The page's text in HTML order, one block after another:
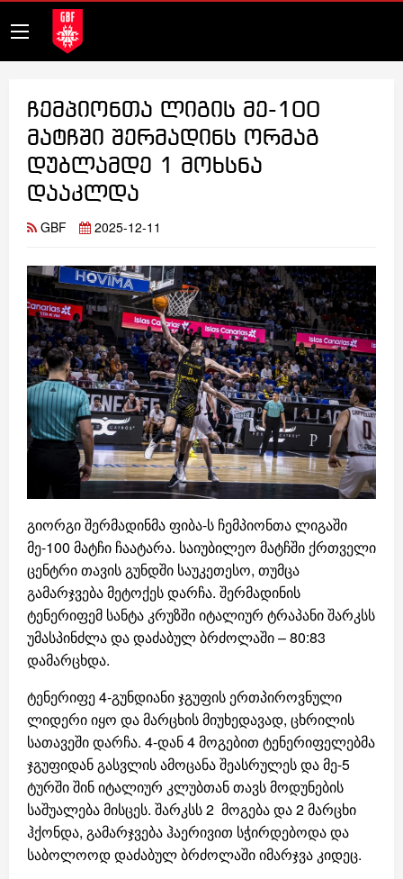
ჩემპიონთა ლიგის მე-100
მატჩში შერმადინს ორმაგ
დუბლამდე 1 მოხსნა
დააკლდა
GBF 2025-12-11
გიორგი შერმადინმა ფიბა-ს ჩემპიონთა ლიგაში
მე-100 მატჩი ჩაატარა. საიუბილეო მატჩში ქრთველი
ცენტრი თავის გუნდში საუკეთესო, თუმცა
გამარჯვება მეტოქეს დარჩა. შერმადინის
ტენერიფემ სანტა კრუზში იტალიურ ტრაპანი შარკსს
უმასპინძლა და დაძაბულ ბრძოლაში – 80:83
დამარცხდა.
ტენერიფე 4-გუნდიანი ჯგუფის ერთპიროვნული
ლიდერი იყო და მარცხის მიუხედავად, ცხრილის
სათავეში დარჩა. 4-დან 4 მოგებით ტენერიფელებმა
ჯგუფიდან გასვლის ამოცანა შეასრულეს და მე-5
ტურში შინ იტალიურ კლუბთან თავს მოდუნების
საშუალება მისცეს. შარკსს 2 მოგება და 2 მარცხი
ჰქონდა, გამარჯვება ჰაერივით სჭირდებოდა და
საბოლოოდ დაძაბულ ბრძოლაში იმარჯვა კიდეც.